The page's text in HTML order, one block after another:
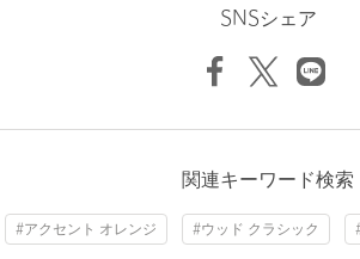
※画像の商品はサンプルです。実際の商品と
店舗へお問い合わせの際は、全国のUNITED
商品詳細
SNSシェア
関連キーワード検索
#アクセント オレンジ #ウッド クラシック